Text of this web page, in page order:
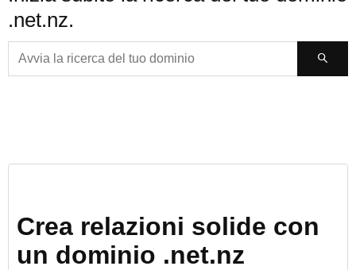
.net.nz.
Crea relazioni solide con
un dominio .net.nz